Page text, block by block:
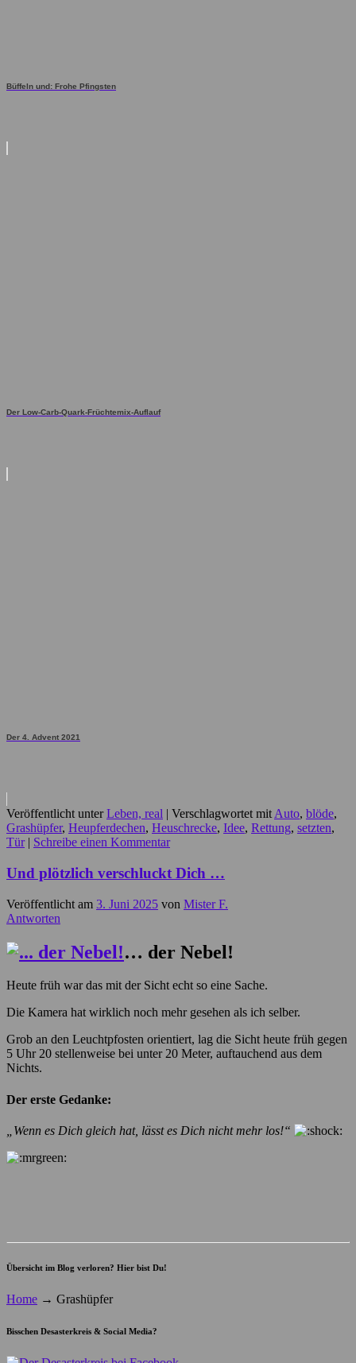
Büffeln und: Frohe Pfingsten
Der Low-Carb-Quark-Früchtemix-Auflauf
Der 4. Advent 2021
Veröffentlicht unter Leben, real | Verschlagwortet mit Auto, blöde,
Grashüpfer, Heupferdechen, Heuschrecke, Idee, Rettung, setzten,
Tür | Schreibe einen Kommentar
Und plötzlich verschluckt Dich …
Veröffentlicht am 3. Juni 2025 von Mister F.
Antworten
… der Nebel!
Heute früh war das mit der Sicht echt so eine Sache.
Die Kamera hat wirklich noch mehr gesehen als ich selber.
Grob an den Leuchtpfosten orientiert, lag die Sicht heute früh gegen
5 Uhr 20 stellenweise bei unter 20 Meter, auftauchend aus dem
Nichts.
Der erste Gedanke:
„Wenn es Dich gleich hat, lässt es Dich nicht mehr los!“
Übersicht im Blog verloren? Hier bist Du!
Home → Grashüpfer
Bisschen Desasterkreis & Social Media?